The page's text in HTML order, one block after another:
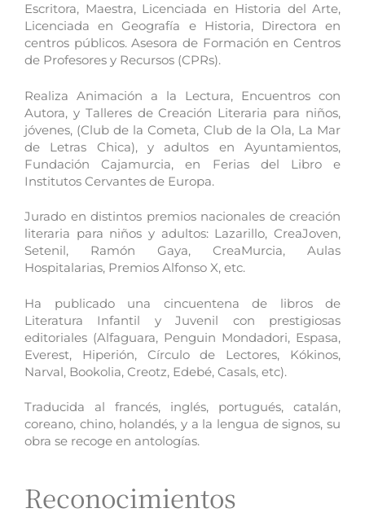
Escritora, Maestra, Licenciada en Historia del Arte,
Licenciada en Geografía e Historia, Directora en
centros públicos. Asesora de Formación en Centros
de Profesores y Recursos (CPRs).
Realiza Animación a la Lectura, Encuentros con
Autora, y Talleres de Creación Literaria para niños,
jóvenes, (Club de la Cometa, Club de la Ola, La Mar
de Letras Chica), y adultos en Ayuntamientos,
Fundación Cajamurcia, en Ferias del Libro e
Institutos Cervantes de Europa.
Jurado en distintos premios nacionales de creación
literaria para niños y adultos: Lazarillo, CreaJoven,
Setenil, Ramón Gaya, CreaMurcia, Aulas
Hospitalarias, Premios Alfonso X, etc.
Ha publicado una cincuentena de libros de
Literatura Infantil y Juvenil con prestigiosas
editoriales (Alfaguara, Penguin Mondadori, Espasa,
Everest, Hiperión, Círculo de Lectores, Kókinos,
Narval, Bookolia, Creotz, Edebé, Casals, etc).
Traducida al francés, inglés, portugués, catalán,
coreano, chino, holandés, y a la lengua de signos, su
obra se recoge en antologías.
Reconocimientos